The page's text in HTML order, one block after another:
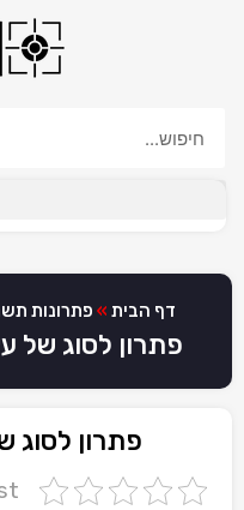
דף הבית » פתרונות
פתרון לסוג
פתרון